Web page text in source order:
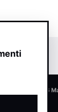
© 2026